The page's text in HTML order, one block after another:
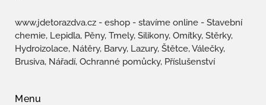
www.jdetorazdva.cz - eshop - stavíme online - Stavební
chemie, Lepidla, Pěny, Tmely, Silikony, Omítky, Stěrky,
Hydroizolace, Nátěry, Barvy, Lazury, Štětce, Válečky,
Brusiva, Nářadí, Ochranné pomůcky, Příslušenství
Menu